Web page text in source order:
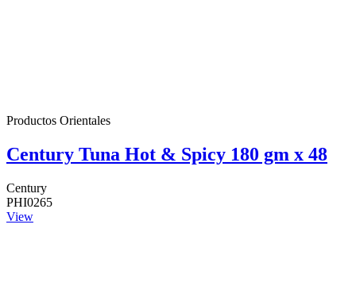
Productos Orientales
Century Tuna Hot & Spicy 180 gm x 48
Century
PHI0265
View